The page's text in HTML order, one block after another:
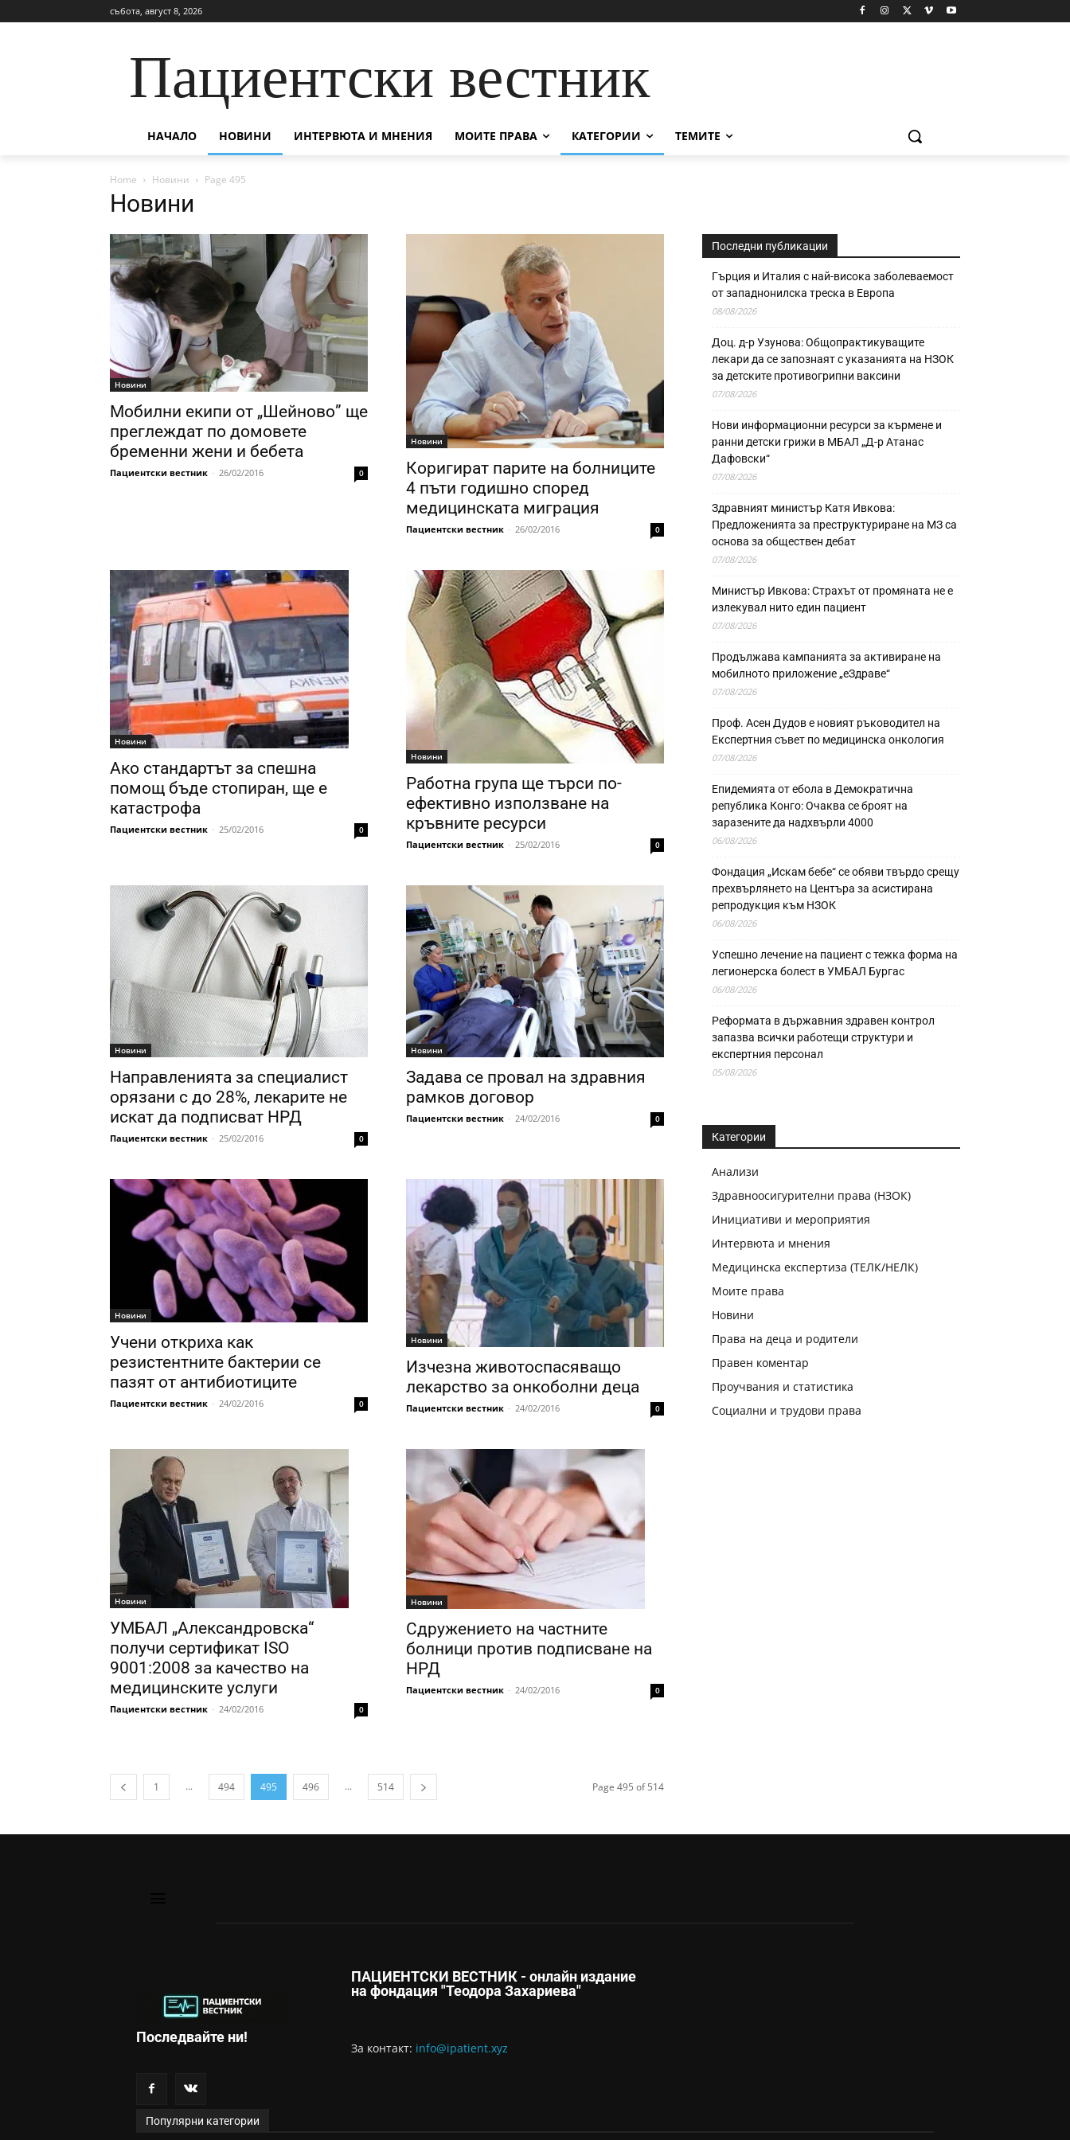
събота, август 8, 2026
Пациентски вестник
НАЧАЛО НОВИНИ ИНТЕРВЮТА И МНЕНИЯ МОИТЕ ПРАВА КАТЕГОРИИ ТЕМИТЕ
Home Новини Page 495
Новини
Новини
Мобилни екипи от „Шейново” ще
преглеждат по домовете
бременни жени и бебета
Пациентски вестник - 26/02/2016 0
Новини
Коригират парите на болниците
4 пъти годишно според
медицинската миграция
Пациентски вестник - 26/02/2016 0
Новини
Ако стандартът за спешна
помощ бъде стопиран, ще е
катастрофа
Пациентски вестник - 25/02/2016 0
Новини
Работна група ще търси по-
ефективно използване на
кръвните ресурси
Пациентски вестник - 25/02/2016 0
Новини
Направленията за специалист
орязани с до 28%, лекарите не
искат да подписват НРД
Пациентски вестник - 25/02/2016 0
Новини
Задава се провал на здравния
рамков договор
Пациентски вестник - 24/02/2016 0
Новини
Учени откриха как
резистентните бактерии се
пазят от антибиотиците
Пациентски вестник - 24/02/2016 0
Новини
Изчезна животоспасяващо
лекарство за онкоболни деца
Пациентски вестник - 24/02/2016 0
Новини
УМБАЛ „Aлександровска“
получи сертификат ISO
9001:2008 за качество на
медицинските услуги
Пациентски вестник - 24/02/2016 0
Новини
Сдружението на частните
болници против подписване на
НРД
Пациентски вестник - 24/02/2016 0
1 ... 494 495 496 ... 514 Page 495 of 514
Последни публикации
Гърция и Италия с най-висока заболеваемост
от западнонилска треска в Европа
08/08/2026
Доц. д-р Узунова: Общопрактикуващите
лекари да се запознаят с указанията на НЗОК
за детските противогрипни ваксини
07/08/2026
Нови информационни ресурси за кърмене и
ранни детски грижи в МБАЛ „Д-р Атанас
Дафовски“
07/08/2026
Здравният министър Катя Ивкова:
Предложенията за преструктуриране на МЗ са
основа за обществен дебат
07/08/2026
Министър Ивкова: Страхът от промяната не е
излекувал нито един пациент
07/08/2026
Продължава кампанията за активиране на
мобилното приложение „еЗдраве“
07/08/2026
Проф. Асен Дудов е новият ръководител на
Експертния съвет по медицинска онкология
07/08/2026
Епидемията от ебола в Демократична
република Конго: Очаква се броят на
заразените да надхвърли 4000
06/08/2026
Фондация „Искам бебе“ се обяви твърдо срещу
прехвърлянето на Центъра за асистирана
репродукция към НЗОК
06/08/2026
Успешно лечение на пациент с тежка форма на
легионерска болест в УМБАЛ Бургас
06/08/2026
Реформата в държавния здравен контрол
запазва всички работещи структури и
експертния персонал
05/08/2026
Категории
Анализи
Здравноосигурителни права (НЗОК)
Инициативи и мероприятия
Интервюта и мнения
Медицинска експертиза (ТЕЛК/НЕЛК)
Моите права
Новини
Права на деца и родители
Правен коментар
Проучвания и статистика
Социални и трудови права
Последвайте ни!
ПАЦИЕНТСКИ ВЕСТНИК - онлайн издание
на фондация "Теодора Захариева"
За контaкт: info@ipatient.xyz
Популярни категории